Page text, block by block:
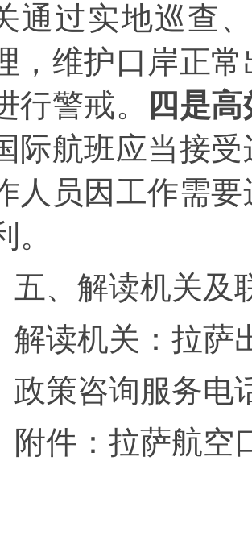
通过实地巡查
，维护口岸正
行警戒。
四是
际航班应当接
人员因工作需
。
五、解读机关及
解读机关： 拉萨
政策咨询服务电
附件 ：拉萨航空